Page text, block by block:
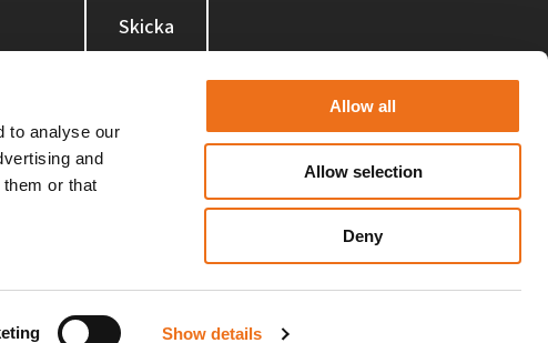
to analyse our
and
or that
Show details
Allow all
Allow selection
Deny
Skicka